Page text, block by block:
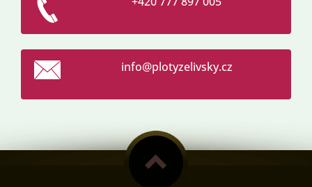
info@plotyzelivsky.cz